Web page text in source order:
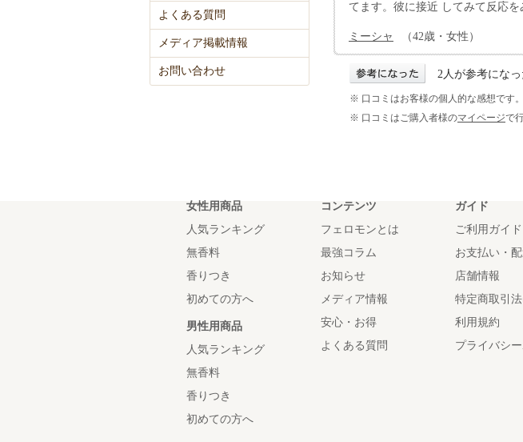
てます。彼に接近 してみて反応を
ミーシャ （42歳・女性）
2人が参考にな
※ 口コミはお客様の個人的な感想です
※ 口コミはご購入者様のマイページで
よくある質問
メディア掲載情報
お問い合わせ
女性用商品
人気ランキング
無香料
香りつき
初めての方へ
男性用商品
人気ランキング
無香料
香りつき
初めての方へ
コンテンツ
フェロモンとは
最強コラム
お知らせ
メディア情報
安心・お得
よくある質問
ガイド
ご利用ガイド
お支払い・
店舗情報
特定商取引
利用規約
プライバシ